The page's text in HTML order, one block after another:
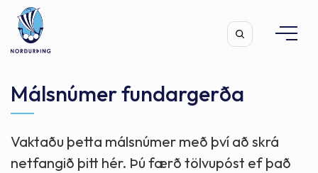
Leita
Málsnúmer fundargerða
Vaktaðu þetta málsnúmer með því að skrá
netfangið þitt hér. Þú færð tölvupóst ef það